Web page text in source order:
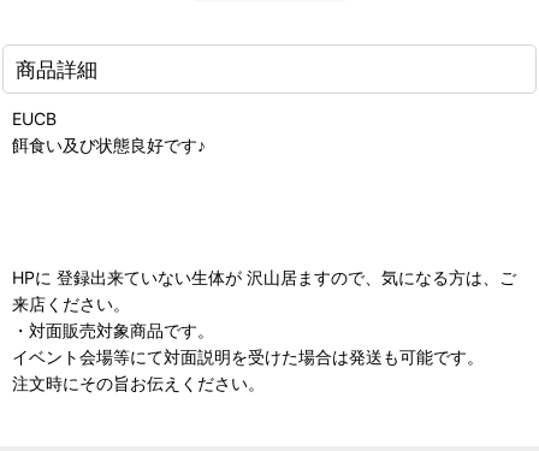
商品詳細
EUCB
餌食い及び状態良好です♪
HPに 登録出来ていない生体が 沢山居ますので、気になる方は、ご
来店ください。
・対面販売対象商品です。
イベント会場等にて対面説明を受けた場合は発送も可能です。
注文時にその旨お伝えください。